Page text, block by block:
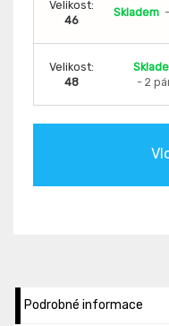
Velikost:
46
Skladem
Velikost:
48
- 2
Podrobné informace